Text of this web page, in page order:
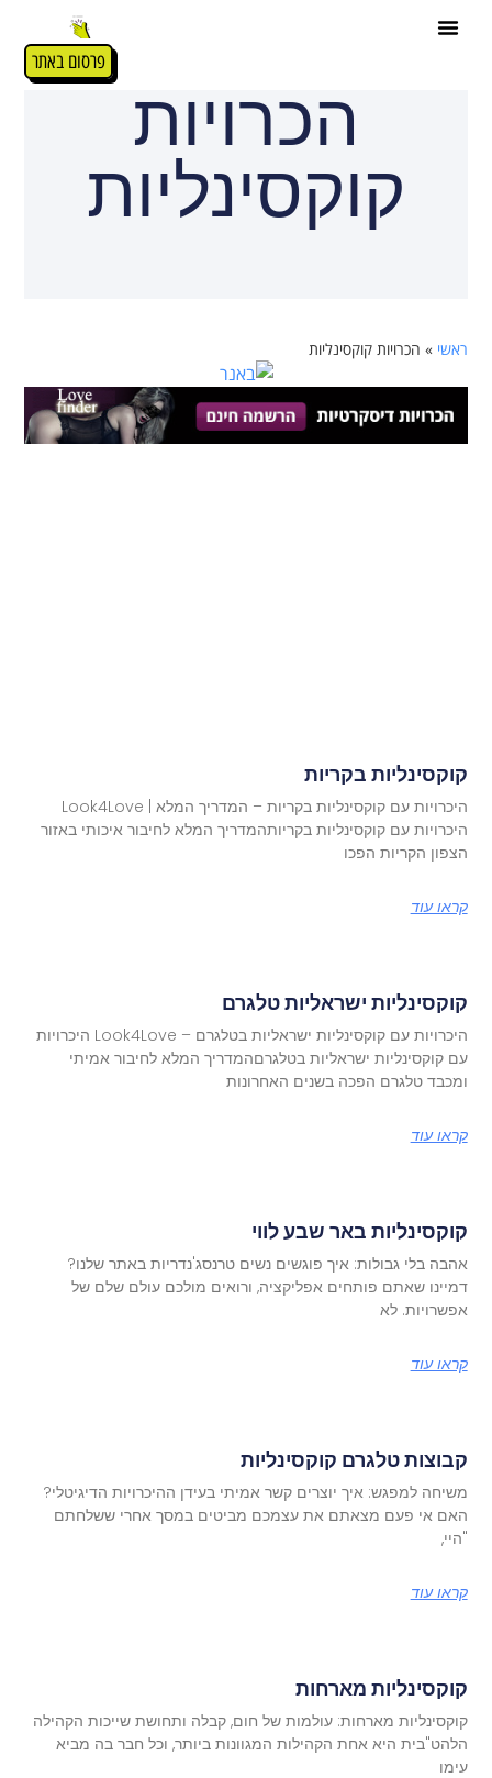
פרסום באתר
הכרויות
קוקסינליות
ראשי » הכרויות קוקסינליות
קוקסינליות בקריות
היכרויות עם קוקסינליות בקריות – המדריך המלא | Look4Love
היכרויות עם קוקסינליות בקריותהמדריך המלא לחיבור איכותי באזור
הצפון הקריות הפכו
קראו עוד
קוקסינליות ישראליות טלגרם
היכרויות עם קוקסינליות ישראליות בטלגרם – Look4Love היכרויות
עם קוקסינליות ישראליות בטלגרםהמדריך המלא לחיבור אמיתי
ומכבד טלגרם הפכה בשנים האחרונות
קראו עוד
קוקסינליות באר שבע לווי
אהבה בלי גבולות: איך פוגשים נשים טרנסג'נדריות באתר שלנו?
דמיינו שאתם פותחים אפליקציה, ורואים מולכם עולם שלם של
אפשרויות. לא
קראו עוד
קבוצות טלגרם קוקסינליות
משיחה למפגש: איך יוצרים קשר אמיתי בעידן ההיכרויות הדיגיטלי?
האם אי פעם מצאתם את עצמכם מביטים במסך אחרי ששלחתם
"היי,
קראו עוד
קוקסינליות מארחות
קוקסינליות מארחות: עולמות של חום, קבלה ותחושת שייכות הקהילה
הלהט"בית היא אחת הקהילות המגוונות ביותר, וכל חבר בה מביא
עימו